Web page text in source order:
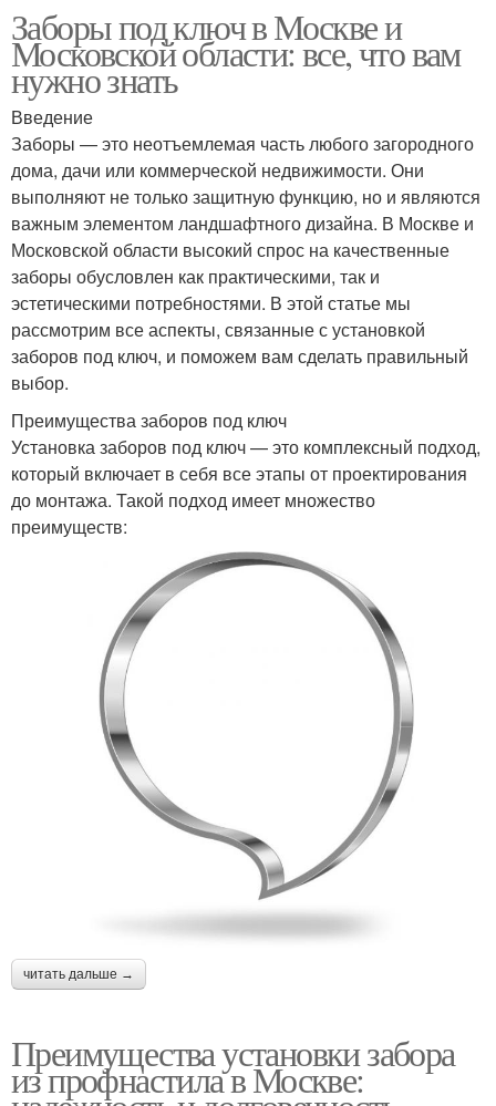
Заборы под ключ в Москве и
Московской области: все, что вам
нужно знать
Введение
Заборы — это неотъемлемая часть любого загородного
дома, дачи или коммерческой недвижимости. Они
выполняют не только защитную функцию, но и являются
важным элементом ландшафтного дизайна. В Москве и
Московской области высокий спрос на качественные
заборы обусловлен как практическими, так и
эстетическими потребностями. В этой статье мы
рассмотрим все аспекты, связанные с установкой
заборов под ключ, и поможем вам сделать правильный
выбор.
Преимущества заборов под ключ
Установка заборов под ключ — это комплексный подход,
который включает в себя все этапы от проектирования
до монтажа. Такой подход имеет множество
преимуществ:
читать дальше →
Преимущества установки забора
из профнастила в Москве: